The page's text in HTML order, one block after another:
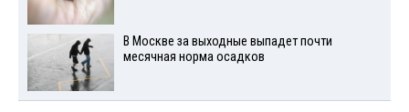
В Москве за выходные выпадет почти
месячная норма осадков